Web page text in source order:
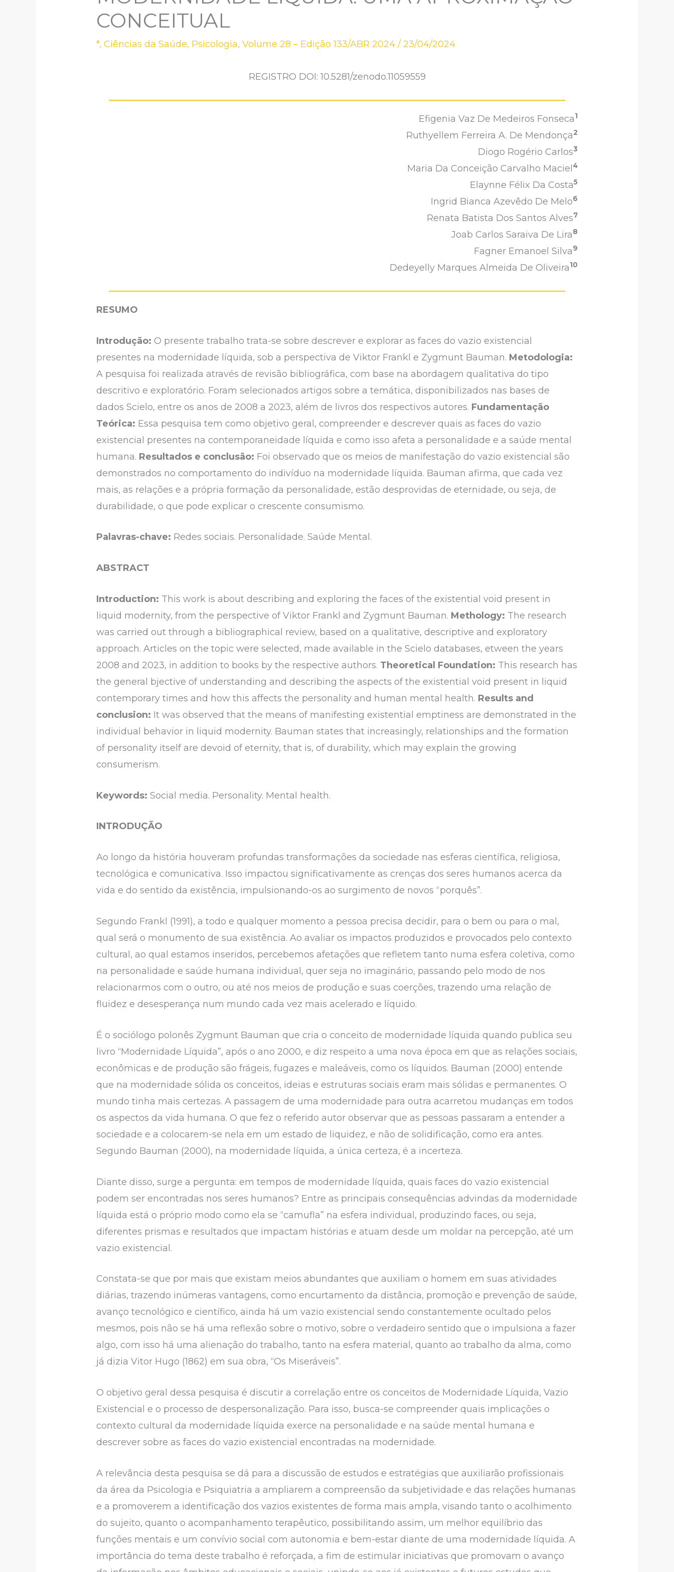
CONCEITUAL
*,Ciências da Saúde, Psicologia,Volume 28 – Edição 133/ABR 2024 /23/04/2024
REGISTRO DOI: 10.5281/zenodo.11059559
Efigenia Vaz De Medeiros Fonseca1
Ruthyellem Ferreira A. De Mendonça2
Diogo Rogério Carlos3
Maria Da Conceição Carvalho Maciel 4
Elaynne Félix Da Costa5
Ingrid Bianca Azevêdo De Melo6
Renata Batista Dos Santos Alves7
Joab Carlos Saraiva De Lira8
Fagner Emanoel Silva9
Dedeyelly Marques Almeida De Oliveira10
RESUMO
Introdução: O presente trabalho trata-se sobre descrever e explorar as faces do vazio existencial
presentes na modernidade líquida, sob a perspectiva de Viktor Frankl e Zygmunt Bauman. Metodologia:
A pesquisa foi realizada através de revisão bibliográfica, com base na abordagem qualitativa do tipo
descritivo e exploratório. Foram selecionados artigos sobre a temática, disponibilizados nas bases de
dados Scielo, entre os anos de 2008 a 2023, além de livros dos respectivos autores. Fundamentação
Teórica: Essa pesquisa tem como objetivo geral, compreender e descrever quais as faces do vazio
existencial presentes na contemporaneidade líquida e como isso afeta a personalidade e a saúde mental
humana. Resultados e conclusão: Foi observado que os meios de manifestação do vazio existencial são
demonstrados no comportamento do indivíduo na modernidade líquida. Bauman afirma, que cada vez
mais, as relações e a própria formação da personalidade, estão desprovidas de eternidade, ou seja, de
durabilidade, o que pode explicar o crescente consumismo.
Palavras-chave: Redes sociais. Personalidade. Saúde Mental.
ABSTRACT
Introduction: This work is about describing and exploring the faces of the existential void present in
liquid modernity, from the perspective of Viktor Frankl and Zygmunt Bauman. Methology: The research
was carried out through a bibliographical review, based on a qualitative, descriptive and exploratory
approach. Articles on the topic were selected, made available in the Scielo databases, etween the years
2008 and 2023, in addition to books by the respective authors. Theoretical Foundation: This research has
the general bjective of understanding and describing the aspects of the existential void present in liquid
contemporary times and how this affects the personality and human mental health. Results and
conclusion: It was observed that the means of manifesting existential emptiness are demonstrated in the
individual behavior in liquid modernity. Bauman states that increasingly, relationships and the formation
of personality itself are devoid of eternity, that is, of durability, which may explain the growing
consumerism.
Keywords:Social media. Personality. Mental health.
INTRODUÇÃO
Ao longo da história houveram profundas transformações da sociedade nas esferas científica, religiosa,
tecnológica e comunicativa. Isso impactou significativamente as crenças dos seres humanos acerca da
vida e do sentido da existência, impulsionando-os ao surgimento de novos “porquês”.
Segundo Frankl (1991), a todo e qualquer momento a pessoa precisa decidir, para o bem ou para o mal,
qual será o monumento de sua existência. Ao avaliar os impactos produzidos e provocados pelo contexto
cultural, ao qual estamos inseridos, percebemos afetações que refletem tanto numa esfera coletiva, como
na personalidade e saúde humana individual, quer seja no imaginário, passando pelo modo de nos
relacionarmos com o outro, ou até nos meios de produção e suas coerções, trazendo uma relação de
fluidez e desesperança num mundo cada vez mais acelerado e líquido.
É o sociólogo polonês Zygmunt Bauman que cria o conceito de modernidade líquida quando publica seu
livro “Modernidade Líquida”, após o ano 2000, e diz respeito a uma nova época em que as relações sociais,
econômicas e de produção são frágeis, fugazes e maleáveis, como os líquidos. Bauman (2000) entende
que na modernidade sólida os conceitos, ideias e estruturas sociais eram mais sólidas e permanentes. O
mundo tinha mais certezas. A passagem de uma modernidade para outra acarretou mudanças em todos
os aspectos da vida humana. O que fez o referido autor observar que as pessoas passaram a entender a
sociedade e a colocarem-se nela em um estado de liquidez, e não de solidificação, como era antes.
Segundo Bauman (2000), na modernidade líquida, a única certeza, é a incerteza.
Diante disso, surge a pergunta: em tempos de modernidade líquida, quais faces do vazio existencial
podem ser encontradas nos seres humanos? Entre as principais consequências advindas da modernidade
líquida está o próprio modo como ela se “camufla” na esfera individual, produzindo faces, ou seja,
diferentes prismas e resultados que impactam histórias e atuam desde um moldar na percepção, até um
vazio existencial.
Constata-se que por mais que existam meios abundantes que auxiliam o homem em suas atividades
diárias, trazendo inúmeras vantagens, como encurtamento da distância, promoção e prevenção de saúde,
avanço tecnológico e científico, ainda há um vazio existencial sendo constantemente ocultado pelos
mesmos, pois não se há uma reflexão sobre o motivo, sobre o verdadeiro sentido que o impulsiona a fazer
algo, com isso há uma alienação do trabalho, tanto na esfera material, quanto ao trabalho da alma, como
já dizia Vitor Hugo (1862) em sua obra, “Os Miseráveis”.
O objetivo geral dessa pesquisa é discutir a correlação entre os conceitos de Modernidade Líquida, Vazio
Existencial e o processo de despersonalização. Para isso, busca-se compreender quais implicações o
contexto cultural da modernidade líquida exerce na personalidade e na saúde mental humana e
descrever sobre as faces do vazio existencial encontradas na modernidade.
A relevância desta pesquisa se dá para a discussão de estudos e estratégias que auxiliarão profissionais
da área da Psicologia e Psiquiatria a ampliarem a compreensão da subjetividade e das relações humanas
e a promoverem a identificação dos vazios existentes de forma mais ampla, visando tanto o acolhimento
do sujeito, quanto o acompanhamento terapêutico, possibilitando assim, um melhor equilíbrio das
funções mentais e um convívio social com autonomia e bem-estar diante de uma modernidade líquida. A
importância do tema deste trabalho é reforçada, a fim de estimular iniciativas que promovam o avanço